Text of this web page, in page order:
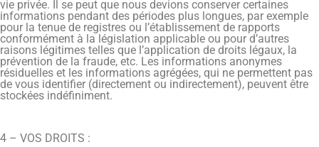
vie privée. Il se peut que nous devions conserver certaines
informations pendant des périodes plus longues, par exemple
pour la tenue de registres ou l’établissement de rapports
conformément à la législation applicable ou pour d’autres
raisons légitimes telles que l’application de droits légaux, la
prévention de la fraude, etc. Les informations anonymes
résiduelles et les informations agrégées, qui ne permettent pas
de vous identifier (directement ou indirectement), peuvent être
stockées indéfiniment.
4 – VOS DROITS :